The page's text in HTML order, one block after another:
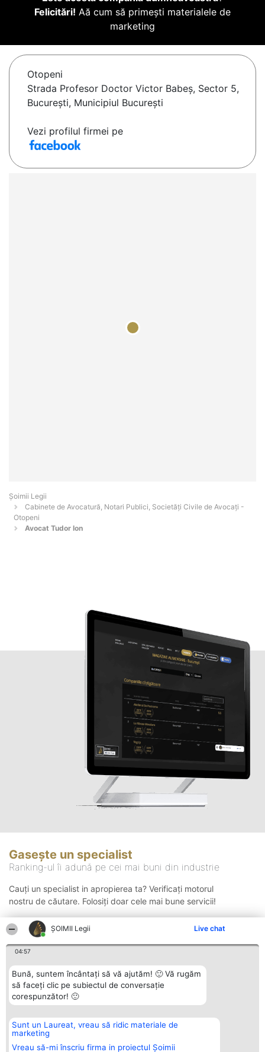
ȘOIMII Legii Live chat
04:57
Bună, suntem încântați să vă ajutăm! 🙂 Vă rugăm
să faceți clic pe subiectul de conversație
corespunzător! 🙂
Sunt un Laureat, vreau să ridic materiale de
marketing
Vreau să-mi înscriu firma in proiectul Șoimii
Felicitări! Aă cum să primești materialele de
marketing
Otopeni
Strada Profesor Doctor Victor Babeș, Sector 5,
București, Municipiul București
Vezi profilul firmei pe
Șoimii Legii
Cabinete de Avocatură, Notari Publici, Societăți Civile de Avocați -
Otopeni
Avocat Tudor Ion
Gasește un specialist
Ranking-ul îi adună pe cei mai buni din industrie
Cauți un specialist in apropierea ta? Verificați motorul
nostru de căutare. Folosiți doar cele mai bune servicii!
Organizator Ranking
BRIGHT SOLUTIONS BR SRL
Aleea Timisul De Sus 2 Bl. A30
Plebiscyt
Lista Tuturor
Contact